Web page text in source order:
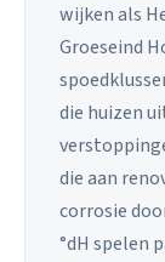
wijken als
Groeseind
die huizen
die aan
corrosie
°dH spelen